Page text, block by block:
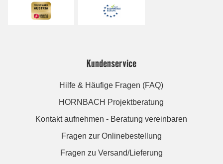
Kundenservice
Hilfe & Häufige Fragen (FAQ)
HORNBACH Projektberatung
Kontakt aufnehmen - Beratung vereinbaren
Fragen zur Onlinebestellung
Fragen zu Versand/Lieferung